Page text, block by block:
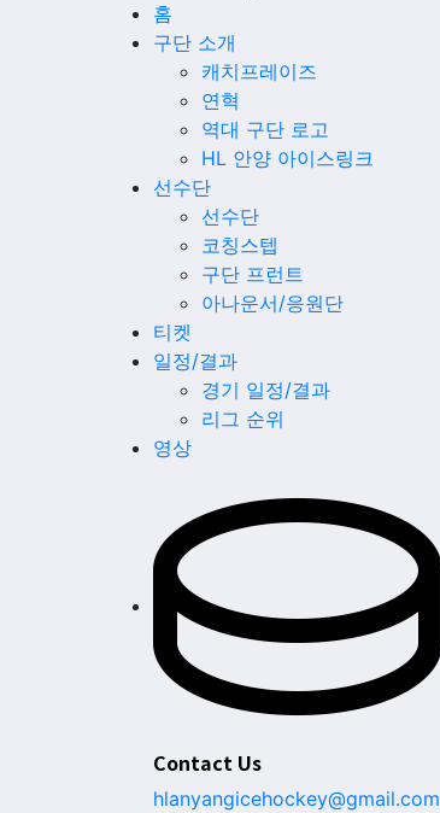
홈
구단 소개
캐치프레이즈
연혁
역대 구단 로고
HL 안양 아이스링크
선수단
선수단
코칭스텝
구단 프런트
아나운서/응원단
티켓
일정/결과
경기 일정/결과
리그 순위
영상
Contact Us
hlanyangicehockey@gmail.com